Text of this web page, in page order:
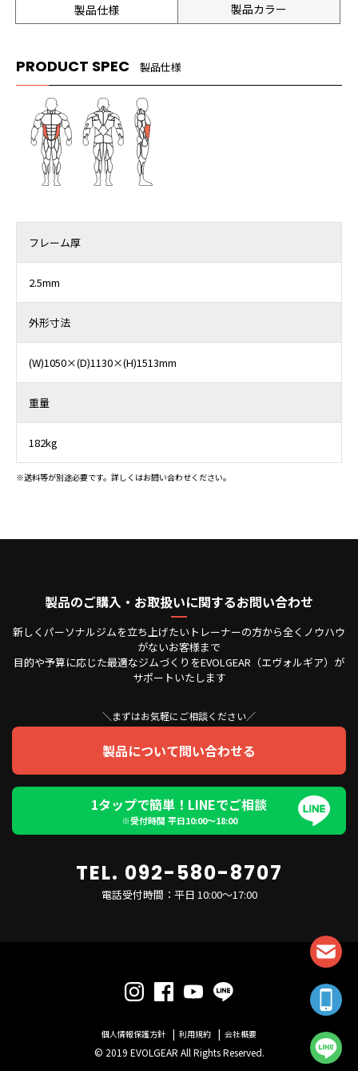
製品仕様 製品カラー
PRODUCT SPEC 製品仕様
フレーム厚
2.5mm
外形寸法
(W)1050×(D)1130×(H)1513mm
重量
182kg
※送料等が別途必要です。詳しくはお問い合わせください。
製品のご購入・お取扱いに関するお問い合わせ
新しくパーソナルジムを立ち上げたいトレーナーの方から全くノウハウ
がないお客様まで
目的や予算に応じた最適なジムづくりをEVOLGEAR（エヴォルギア）が
サポートいたします
＼まずはお気軽にご相談ください／
製品について問い合わせる
1タップで簡単！LINEでご相談
※受付時間 平日10:00〜18:00
TEL. 092-580-8707
電話受付時間：平日 10:00～17:00
個人情報保護方針 利用規約 会社概要
© 2019 EVOLGEAR All Rights Reserved.